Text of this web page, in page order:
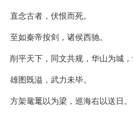
直念古者，伏恨而死。
至如秦帝按剑，诸侯西驰。
削平天下，同文共规，华山为城，
雄图既溢，武力未毕。
方架鼋鼍以为梁，巡海右以送日。